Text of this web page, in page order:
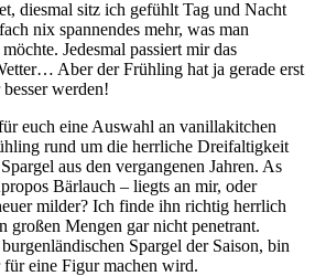
diesmal sitz ich gefühlt Tag und Nacht
nix spannendes mehr, was man
Jedesmal passiert mir das
Aber der Frühling hat ja gerade erst
werden!
euch eine Auswahl an vanillakitchen
rund um die herrliche Dreifaltigkeit
aus den vergangenen Jahren. As
Bärlauch – liegts an mir, oder
milder? Ich finde ihn richtig herrlich
großen Mengen gar nicht penetrant.
Spargel der Saison, bin
für eine Figur machen wird.